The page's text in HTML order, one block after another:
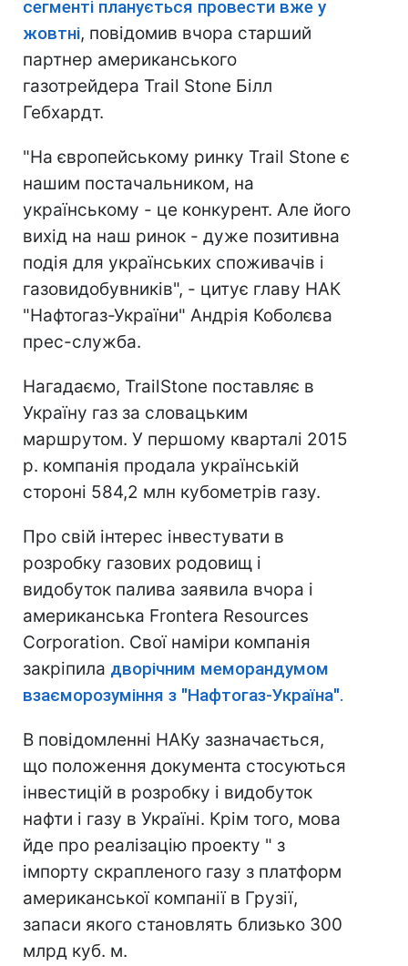
сегменті планується провести вже у
жовтні, повідомив вчора старший
партнер американського
газотрейдера Trail Stone Білл
Гебхардт.
"На європейському ринку Trail Stone є
нашим постачальником, на
українському - це конкурент. Але його
вихід на наш ринок - дуже позитивна
подія для українських споживачів і
газовидобувників", - цитує главу НАК
"Нафтогаз-України" Андрія Коболєва
прес-служба.
Нагадаємо, TrailStone поставляє в
Україну газ за словацьким
маршрутом. У першому кварталі 2015
р. компанія продала українській
стороні 584,2 млн кубометрів газу.
Про свій інтерес інвестувати в
розробку газових родовищ і
видобуток палива заявила вчора і
американська Frontera Resources
Corporation. Свої наміри компанія
закріпила дворічним меморандумом
взаєморозуміння з "Нафтогаз-Україна".
В повідомленні НАКу зазначається,
що положення документа стосуються
інвестицій в розробку і видобуток
нафти і газу в Україні. Крім того, мова
йде про реалізацію проекту " з
імпорту скрапленого газу з платформ
американської компанії в Грузії,
запаси якого становлять близько 300
млрд куб. м.